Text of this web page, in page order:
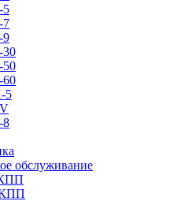
5
7
9
30
5
8
обслуживание